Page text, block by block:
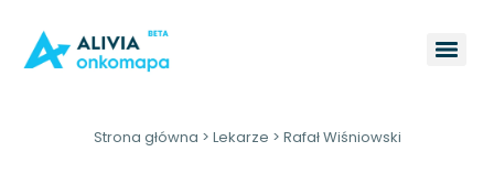
Strona główna > Lekarze > Rafał Wiśniowski